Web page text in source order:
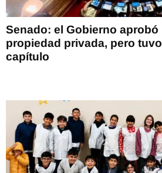
Senado: el Gobierno aprobó
propiedad privada, pero
capítulo